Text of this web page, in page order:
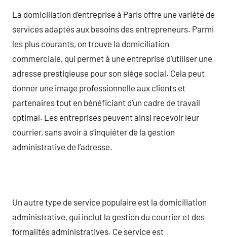
La domiciliation d’entreprise à Paris offre une variété de
services adaptés aux besoins des entrepreneurs. Parmi
les plus courants, on trouve la domiciliation
commerciale, qui permet à une entreprise d’utiliser une
adresse prestigieuse pour son siège social. Cela peut
donner une image professionnelle aux clients et
partenaires tout en bénéficiant d’un cadre de travail
optimal. Les entreprises peuvent ainsi recevoir leur
courrier, sans avoir à s’inquiéter de la gestion
administrative de l’adresse.
Un autre type de service populaire est la domiciliation
administrative, qui inclut la gestion du courrier et des
formalités administratives. Ce service est